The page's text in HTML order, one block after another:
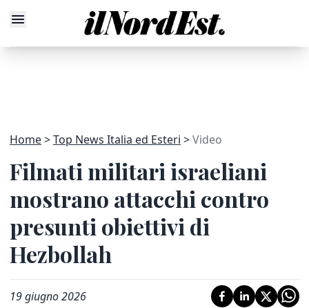
Home Top News Italia ed Esteri Video
Filmati militari israeliani
mostrano attacchi contro
presunti obiettivi di
Hezbollah
19 giugno 2026